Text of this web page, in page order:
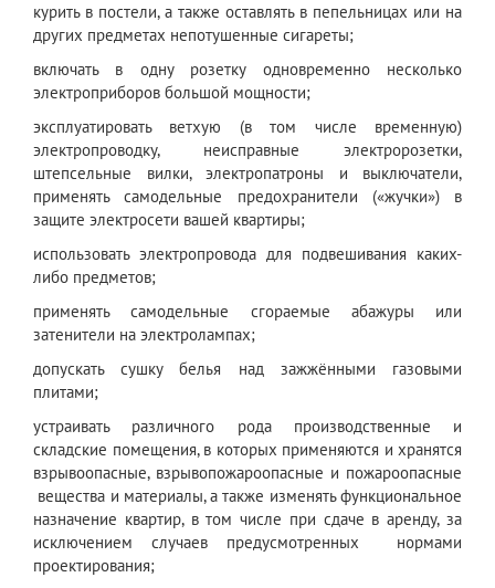
курить в постели, а также оставлять в пепельницах или на
других предметах непотушенные сигареты;
включать в одну розетку одновременно несколько
электроприборов большой мощности;
эксплуатировать ветхую (в том числе временную)
электропроводку, неисправные электророзетки,
штепсельные вилки, электропатроны и выключатели,
применять самодельные предохранители («жучки») в
защите электросети вашей квартиры;
использовать электропровода для подвешивания каких-
либо предметов;
применять самодельные сгораемые абажуры или
затенители на электролампах;
допускать сушку белья над зажжёнными газовыми
плитами;
устраивать различного рода производственные и
складские помещения, в которых применяются и хранятся
взрывоопасные, взрывопожароопасные и пожароопасные
вещества и материалы, а также изменять функциональное
назначение квартир, в том числе при сдаче в аренду, за
исключением случаев предусмотренных нормами
проектирования;